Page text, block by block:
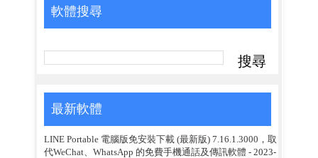
軟體搜尋
最新軟體
LINE Portable 電腦版免安裝下載 (最新版) 7.16.1.3000，取
代WeChat、WhatsApp 的免費手機通話及傳訊軟體 - 2023-